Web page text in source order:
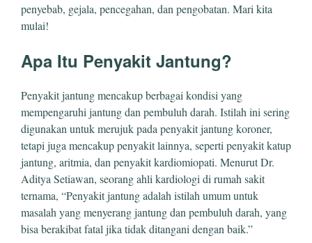
penyebab, gejala, pencegahan, dan pengobatan. Mari kita
mulai!
Apa Itu Penyakit Jantung?
Penyakit jantung mencakup berbagai kondisi yang
mempengaruhi jantung dan pembuluh darah. Istilah ini sering
digunakan untuk merujuk pada penyakit jantung koroner,
tetapi juga mencakup penyakit lainnya, seperti penyakit katup
jantung, aritmia, dan penyakit kardiomiopati. Menurut Dr.
Aditya Setiawan, seorang ahli kardiologi di rumah sakit
ternama, “Penyakit jantung adalah istilah umum untuk
masalah yang menyerang jantung dan pembuluh darah, yang
bisa berakibat fatal jika tidak ditangani dengan baik.”